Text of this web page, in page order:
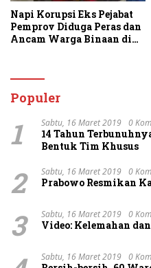
Napi Korupsi Eks Pejabat
Pemprov Diduga Peras dan
Ancam Warga Binaan di
Populer
1 Sabtu, 16 Maret 2019 0
14 Tahun
Bentuk Tim Khusus
2 Sabtu, 16 Maret 2019 0
Prabowo Resmikan
3 Sabtu, 16 Maret 2019 0
Video: Kelemahan
Sabtu, 16 Maret 2019 0